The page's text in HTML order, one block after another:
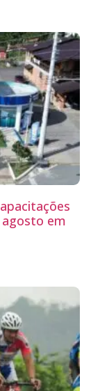
em